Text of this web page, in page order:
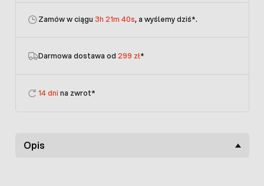
Zamów w ciągu 3h 21m 40s, a wyślemy dziś*.
Darmowa dostawa od 299 zł*
14 dni na zwrot*
Opis